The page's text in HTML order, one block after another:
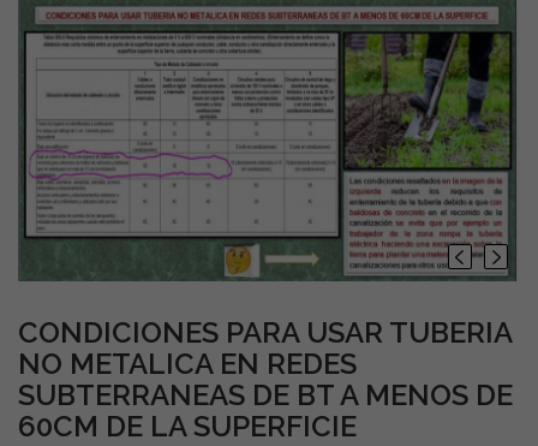
CONDICIONES PARA USAR TUBERIA
NO METALICA EN REDES
SUBTERRANEAS DE BT A MENOS DE
60CM DE LA SUPERFICIE